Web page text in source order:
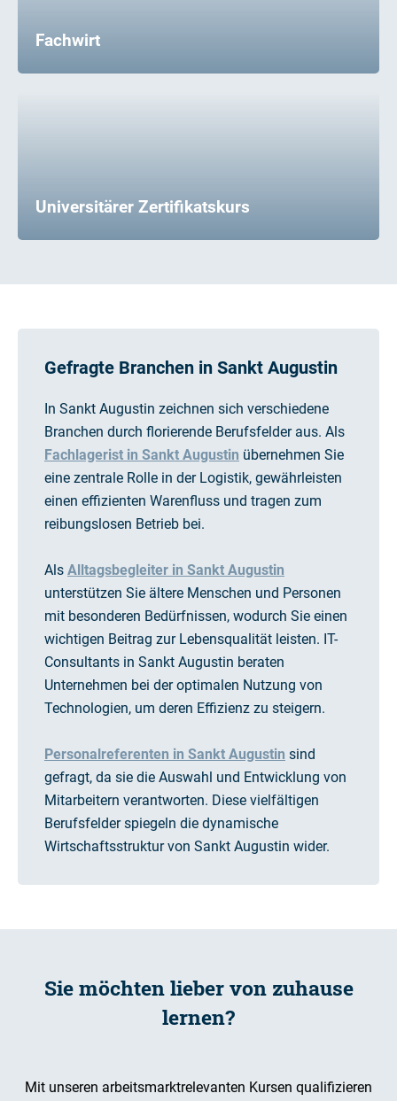
Fachwirt
Universitärer Zertifikatskurs
Gefragte Branchen in Sankt Augustin
In Sankt Augustin zeichnen sich verschiedene
Branchen durch florierende Berufsfelder aus. Als
Fachlagerist in Sankt Augustin übernehmen Sie
eine zentrale Rolle in der Logistik, gewährleisten
einen effizienten Warenfluss und tragen zum
reibungslosen Betrieb bei.
Als Alltagsbegleiter in Sankt Augustin
unterstützen Sie ältere Menschen und Personen
mit besonderen Bedürfnissen, wodurch Sie einen
wichtigen Beitrag zur Lebensqualität leisten. IT-
Consultants in Sankt Augustin beraten
Unternehmen bei der optimalen Nutzung von
Technologien, um deren Effizienz zu steigern.
Personalreferenten in Sankt Augustin sind
gefragt, da sie die Auswahl und Entwicklung von
Mitarbeitern verantworten. Diese vielfältigen
Berufsfelder spiegeln die dynamische
Wirtschaftsstruktur von Sankt Augustin wider.
Sie möchten lieber von zuhause
lernen?
Mit unseren arbeitsmarktrelevanten Kursen qualifizieren